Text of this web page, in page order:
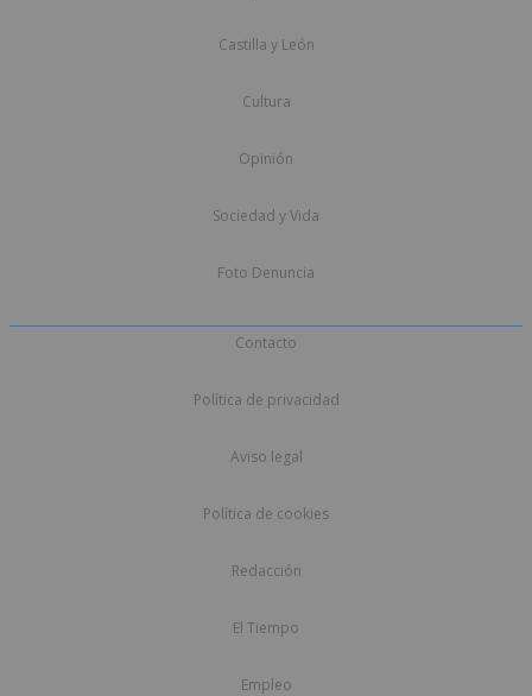
Castilla y León
Cultura
Opinión
Sociedad y Vida
Foto Denuncia
Contacto
Política de privacidad
Aviso legal
Política de cookies
Redacción
El Tiempo
Empleo